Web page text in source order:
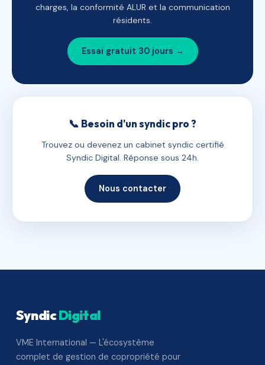
charges, la conformité ALUR et la communication
résidents.
Essai gratuit 30 jours →
📞 Besoin d'un syndic pro ?
Trouvez ou devenez un cabinet syndic certifié
Syndic Digital. Réponse sous 24h.
Nous contacter
SyndicDigital
VME International — L'écosystème
complet de gestion de copropriété pour